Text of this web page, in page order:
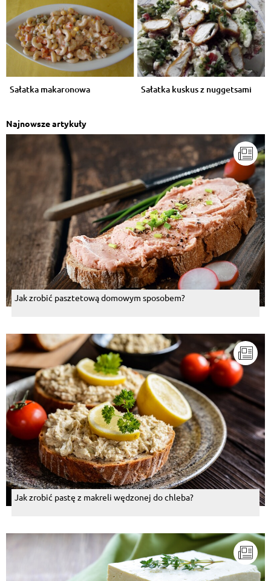
Sałatka makaronowa Sałatka kuskus z nuggetsami
Najnowsze artykuły
Jak zrobić pasztetową domowym sposobem?
Jak zrobić pastę z makreli wędzonej do chleba?